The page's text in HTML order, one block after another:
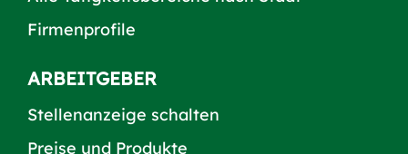
Firmenprofile
ARBEITGEBER
Stellenanzeige schalten
Preise und Produkte